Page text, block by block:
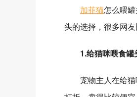
加菲猫怎么喂
头的选择，很多网
1.给猫咪喂食罐
宠物主人在给猫